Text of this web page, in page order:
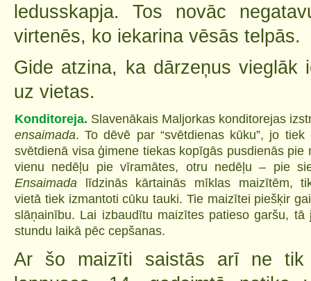
ledusskapja. Tos novāc
virtenēs, ko iekarina vēsās telpās.
Gide atzina, ka dārzeņus vieglāk
uz vietas.
Konditoreja. Slavenākais Maljorkas konditorejas
ensaimada. To dēvē par “svētdienas kūku”, jo tiek
svētdienā visa ģimene tiekas kopīgās pusdienās pie
vienu nedēļu pie vīramātes, otru nedēļu – pie
Ensaimada līdzinās kārtainās mīklas maizītēm,
vietā tiek izmantoti cūku tauki. Tie maizītei piešķir
slāņainību. Lai izbaudītu maizītes patieso garšu, tā
stundu laikā pēc cepšanas.
Ar šo maizīti saistās arī ne tik